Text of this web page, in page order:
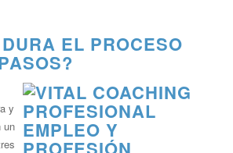
EL PROCESO
y
un